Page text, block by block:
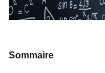
Sommaire